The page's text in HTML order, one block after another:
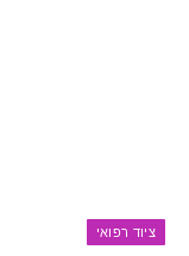
ציוד רפואי